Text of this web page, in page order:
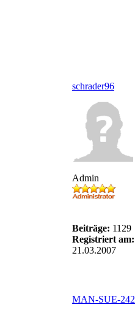
schrader96
Admin
Beiträge: 1129
Registriert am:
21.03.2007
MAN-SUE-242